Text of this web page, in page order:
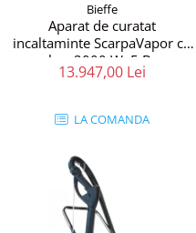
Bieffe
Aparat de curatat
incaltaminte ScarpaVapor cu
abur 2000 W, 5 Bar
13.947,00 Lei
LA COMANDA